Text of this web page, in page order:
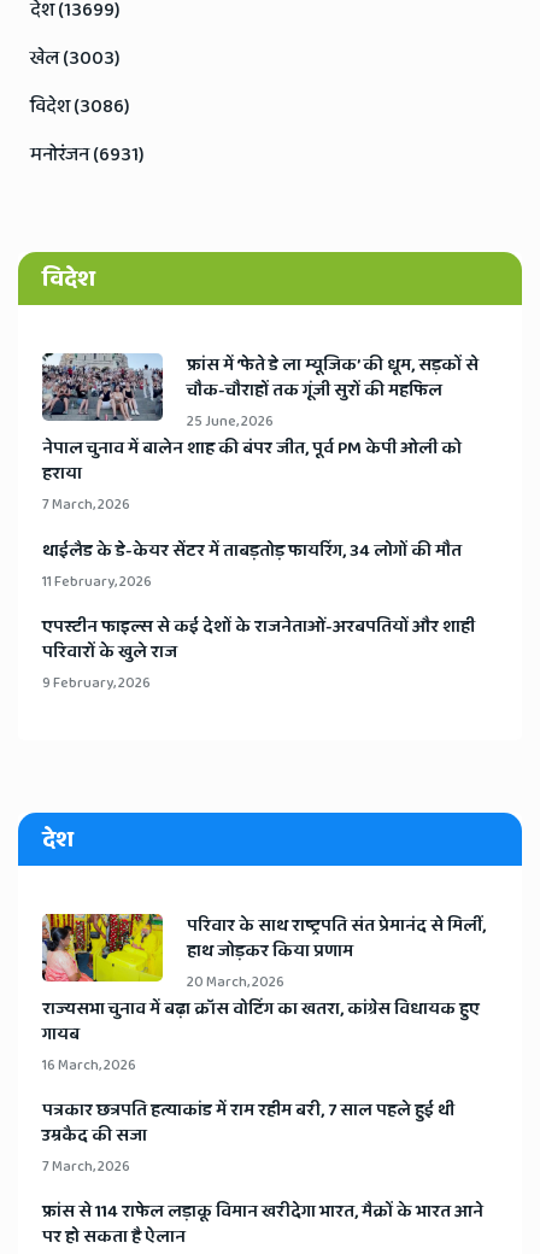
देश (13699)
खेल (3003)
विदेश (3086)
मनोरंजन (6931)
विदेश
​फ्रांस में ‘फेते डे ला म्यूजिक’ की धूम, सड़कों से
चौक-चौराहों तक गूंजी सुरों की महफिल
25 June, 2026
​नेपाल चुनाव में बालेन शाह की बंपर जीत, पूर्व PM केपी ओली को
हराया
7 March, 2026
​थाईलैड के डे-केयर सेंटर में ताबड़तोड़ फायरिंग, 34 लोगों की मौत
11 February, 2026
​एपस्टीन फाइल्स से कई देशों के राजनेताओं-अरबपतियों और शाही
परिवारों के खुले राज
9 February, 2026
देश
​परिवार के साथ राष्ट्रपति संत प्रेमानंद से मिलीं,
हाथ जोड़कर किया प्रणाम
20 March, 2026
​राज्यसभा चुनाव में बढ़ा क्रॉस वोटिंग का खतरा, कांग्रेस विधायक हुए
गायब
16 March, 2026
​पत्रकार छत्रपति हत्याकांड में राम रहीम बरी, 7 साल पहले हुई थी
उम्रकैद की सजा
7 March, 2026
​फ्रांस से 114 राफेल लड़ाकू विमान खरीदेगा भारत, मैक्रों के भारत आने
पर हो सकता है ऐलान